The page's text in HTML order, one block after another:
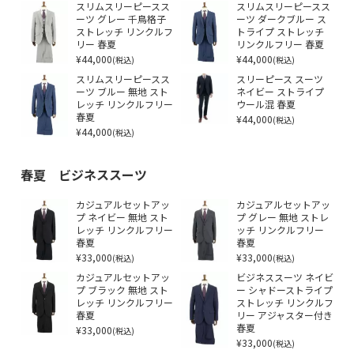
スリムスリーピースス
ーツ グレー 千鳥格子
ストレッチ リンクルフ
リー 春夏
¥44,000(税込)
スリムスリーピースス
ーツ ダークブルー ス
トライプ ストレッチ
リンクルフリー 春夏
¥44,000(税込)
スリムスリーピースス
ーツ ブルー 無地 スト
レッチ リンクルフリー
春夏
¥44,000(税込)
スリーピース スーツ
ネイビー ストライプ
ウール混 春夏
¥44,000(税込)
春夏 ビジネススーツ
カジュアルセットアッ
プ ネイビー 無地 スト
レッチ リンクルフリー
春夏
¥33,000(税込)
カジュアルセットアッ
プ グレー 無地 ストレ
ッチ リンクルフリー
春夏
¥33,000(税込)
カジュアルセットアッ
プ ブラック 無地 スト
レッチ リンクルフリー
春夏
¥33,000(税込)
ビジネススーツ ネイビ
ー シャドーストライプ
ストレッチ リンクルフ
リー アジャスター付き
春夏
¥33,000(税込)